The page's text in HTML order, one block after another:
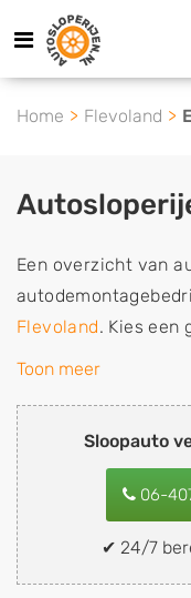
Home Flevoland
Sloopauto
06-
✔ 24/7
Een overzicht van
Flevoland. Kies een
autosloop uit de lijst
onderdelen of in de
schadeauto's en
keuring). Wilt u uw
of brommobiel snel
demontagebedrijf in
naar de sloop of
Toon meer